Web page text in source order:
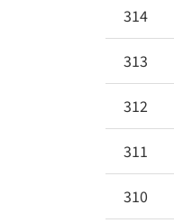
314
313
312
311
310